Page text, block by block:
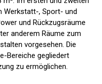
Werkstatt-, Sport- und
und Rückzugsräume
anderem Räume zum
vorgesehen. Die
Bereiche gegliedert
zu ermöglichen.